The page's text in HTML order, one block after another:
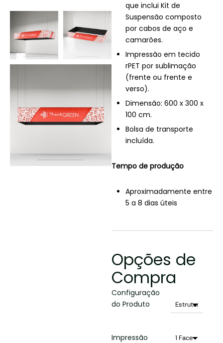
que inclui Kit de
Suspensão composto
por cabos de aço e
camarões.
Impressão em tecido
rPET por sublimação
(frente ou frente e
verso).
Dimensão: 600 x 300 x
100 cm.
Bolsa de transporte
incluída.
Tempo de produção
Aproximadamente entre
5 a 8 dias úteis
Opções de
Compra
Configuração
do Produto
Impressão